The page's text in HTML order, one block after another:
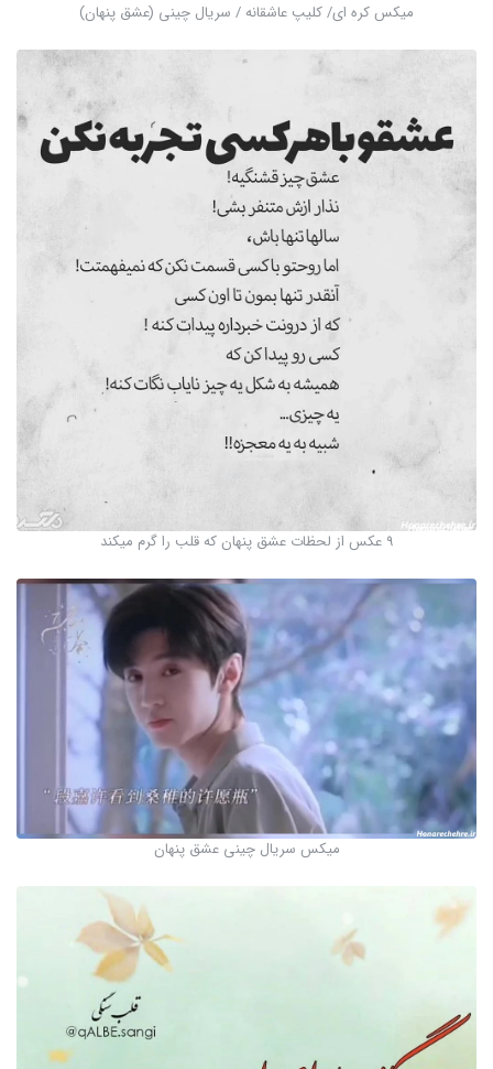
میکس کره ای/ کلیپ عاشقانه / سریال چینی (عشق پنهان)
9 عکس از لحظات عشق پنهان که قلب را گرم میکند
میکس سریال چینی عشق پنهان